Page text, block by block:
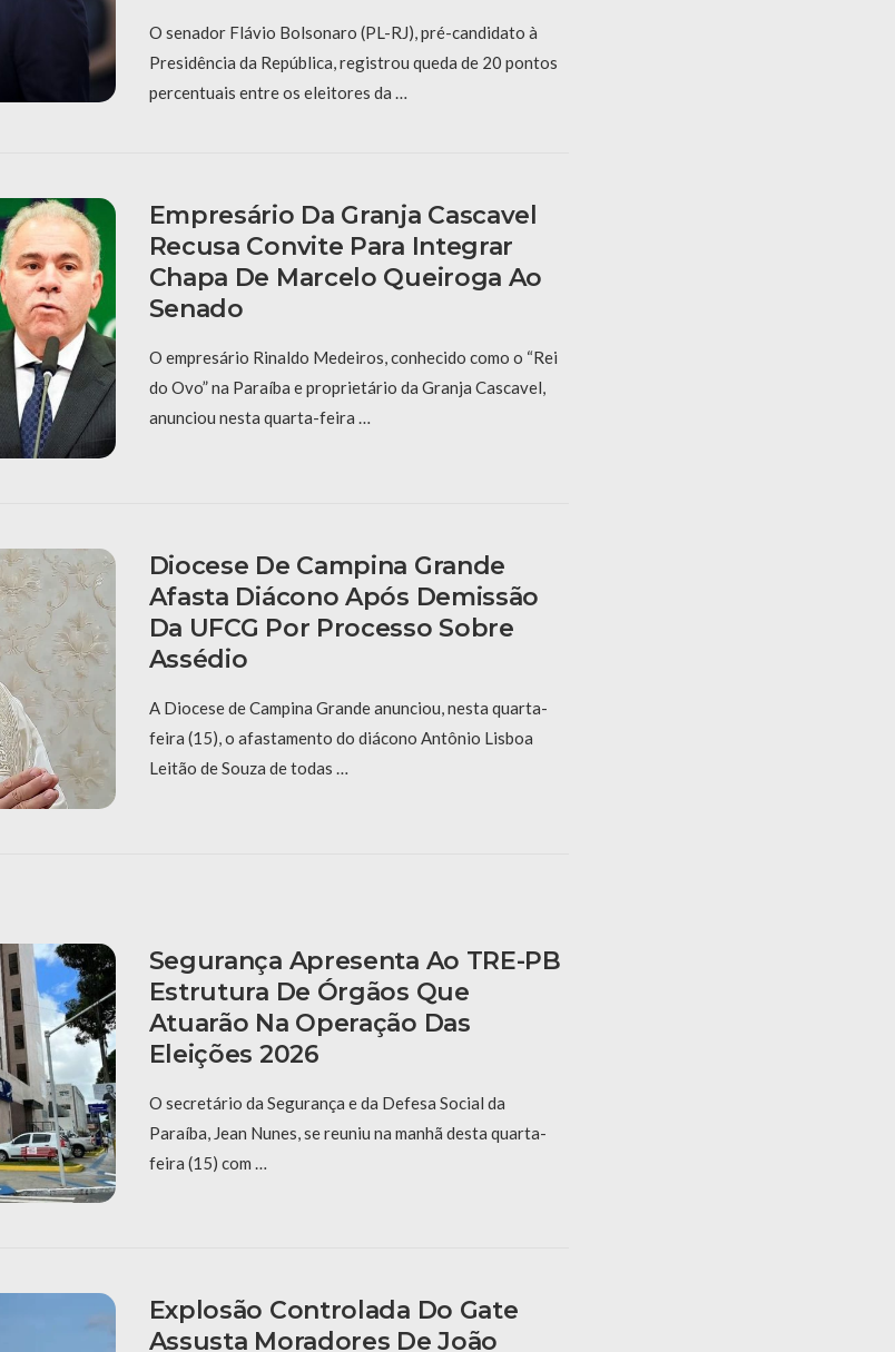
O senador Flávio Bolsonaro (PL-RJ), pré-candidato à
Presidência da República, registrou queda de 20 pontos
percentuais entre os eleitores da …
Empresário Da Granja Cascavel
Recusa Convite Para Integrar
Chapa De Marcelo Queiroga Ao
Senado
O empresário Rinaldo Medeiros, conhecido como o “Rei
do Ovo” na Paraíba e proprietário da Granja Cascavel,
anunciou nesta quarta-feira …
Diocese De Campina Grande
Afasta Diácono Após Demissão
Da UFCG Por Processo Sobre
Assédio
A Diocese de Campina Grande anunciou, nesta quarta-
feira (15), o afastamento do diácono Antônio Lisboa
Leitão de Souza de todas …
Segurança Apresenta Ao TRE-PB
Estrutura De Órgãos Que
Atuarão Na Operação Das
Eleições 2026
O secretário da Segurança e da Defesa Social da
Paraíba, Jean Nunes, se reuniu na manhã desta quarta-
feira (15) com …
Explosão Controlada Do Gate
Assusta Moradores De João